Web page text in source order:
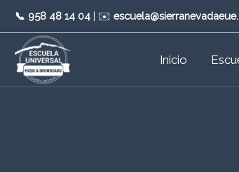
📞 958 48 14 04 | ✉️
Inicio